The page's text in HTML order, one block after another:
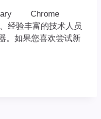
Chrome
经验丰富的技术人员
。如果您喜欢尝试新